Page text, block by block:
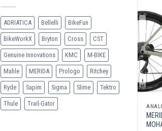
ADRIATICA Bellelli BikeFun
BikeWorkX Bryton Cross CST
Genuine Innovations KMC M-BIKE
Mahle MERIDA Prologo Ritchey
Ryde Sapim Sigma Slime Tektro
Thule Trail-Gator